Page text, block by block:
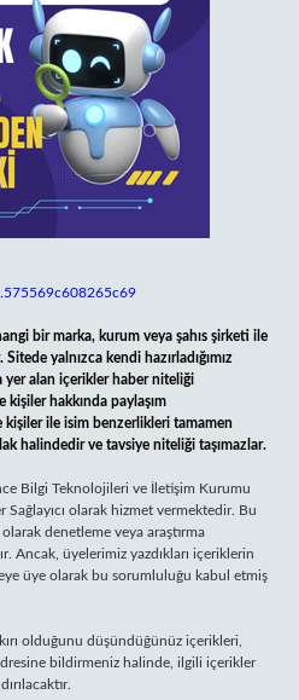
bir marka, kurum veya şahıs şirketi ile
yalnızca kendi hazırladığımız
yer alan içerikler haber niteliği
kişiler hakkında paylaşım
kişiler ile isim benzerlikleri tamamen
halindedir ve tavsiye niteliği taşımazlar.
Bilgi Teknolojileri ve İletişim Kurumu
Sağlayıcı olarak hizmet vermektedir. Bu
denetleme veya araştırma
Ancak, üyelerimiz yazdıkları içeriklerin
üye olarak bu sorumluluğu kabul etmiş
olduğunu düşündüğünüz içerikleri,
bildirmeniz halinde, ilgili içerikler